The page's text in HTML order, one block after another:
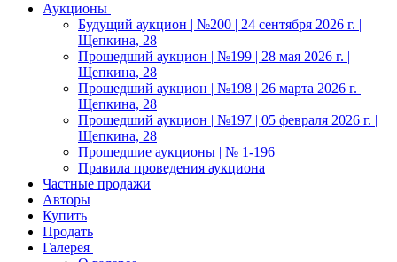
Аукционы
Будущий аукцион | №200 | 24 сентября 2026 г. |
Щепкина, 28
Прошедший аукцион | №199 | 28 мая 2026 г. |
Щепкина, 28
Прошедший аукцион | №198 | 26 марта 2026 г. |
Щепкина, 28
Прошедший аукцион | №197 | 05 февраля 2026 г. |
Щепкина, 28
Прошедшие аукционы | № 1-196
Правила проведения аукциона
Частные продажи
Авторы
Купить
Продать
Галерея